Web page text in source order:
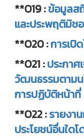
**O19 :ข้อมูลส
และประพฤติมิช
**O20 :การเปิ
**O21 :ประกา
วัฒนธรรมตาม
การปฏิบัติหน้าที่
**O22 :รายงา
ประโยชน์อื่นใด